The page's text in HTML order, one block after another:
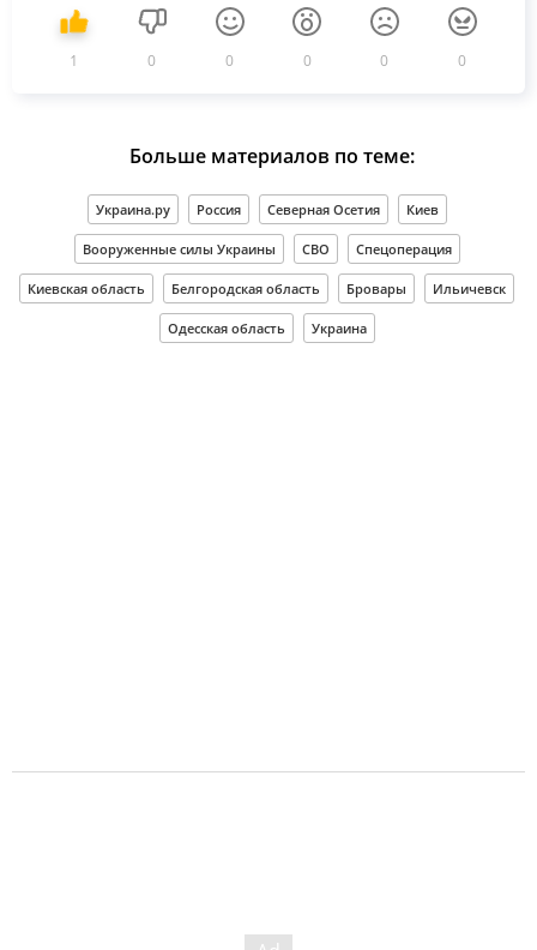
1 0 0 0 0 0
Больше материалов по теме:
Украина.ру Россия Северная Осетия Киев
Вооруженные силы Украины СВО Спецоперация
Киевская область Белгородская область Бровары Ильичевск
Одесская область Украина